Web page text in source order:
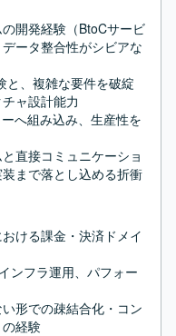
開発経験（BtoCサービ
ータ整合性がシビアな
と、複雑な要件を破綻
ャ設計能力
へ組み込み、生産性を
直接コミュニケーショ
まで落とし込める折衝
ける課金・決済ドメイ
ンフラ運用、パフォー
形での疎結合化・コン
経験